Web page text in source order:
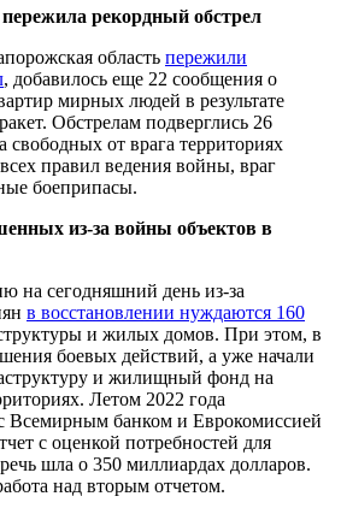
рекордный обстрел
область пережили
, добавилось еще 22 сообщения о
мирных людей в результате
Обстрелам подверглись 26
свободных от врага территориях
правил ведения войны, враг
боеприпасы.
из-за войны объектов в
на сегодняшний день из-за
в восстановлении нуждаются 160
и жилых домов. При этом, в
боевых действий, а уже начали
и жилищный фонд на
Летом 2022 года
Всемирным банком и Еврокомиссией
с оценкой потребностей для
шла о 350 миллиардах долларов.
над вторым отчетом.